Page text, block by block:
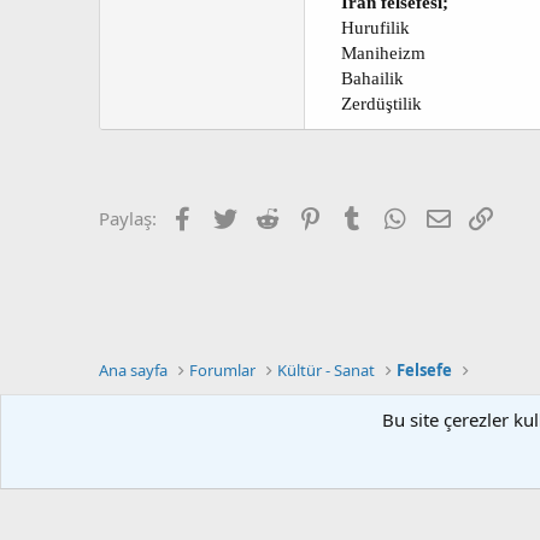
Hurufilik
Maniheizm
Bahailik
Zerdüştilik​
Paylaş: Facebook
Twitter Reddit PinterestTumblr WhatsApp
E-posta
Ana sayfa Forumlar Kültür - Sanat Felsefe
Bu site çerezler